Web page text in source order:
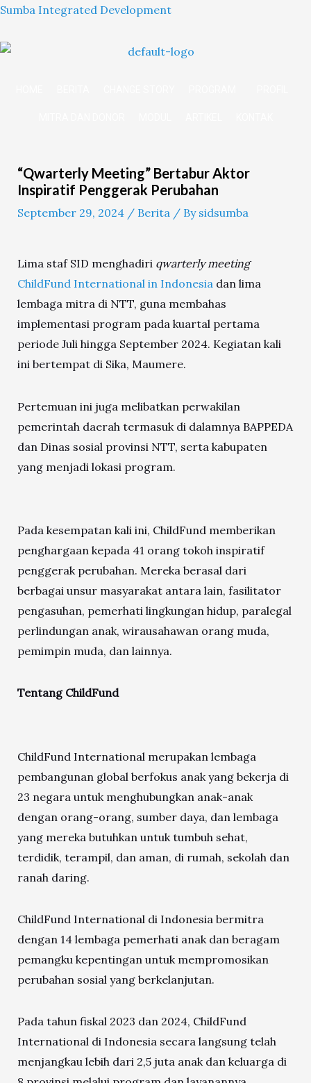
Skip
content
Sumba Integrated Development
“Qwarterly Meeting” Bertabur Aktor
Inspiratif Penggerak Perubahan
September 29, 2024 / Berita/ By sidsumba
Lima staf SID menghadiri qwarterly meeting
ChildFund International in Indonesiadan lima
lembaga mitra di NTT, guna membahas
implementasi program pada kuartal pertama
periode Juli hingga September 2024. Kegiatan kali
ini bertempat di Sika, Maumere.
Pertemuan ini juga melibatkan perwakilan
pemerintah daerah termasuk di dalamnya BAPPEDA
dan Dinas sosial provinsi NTT, serta kabupaten
yang menjadi lokasi program.
Pada kesempatan kali ini, ChildFund memberikan
penghargaan kepada 41 orang tokoh inspiratif
penggerak perubahan. Mereka berasal dari
berbagai unsur masyarakat antara lain, fasilitator
pengasuhan, pemerhati lingkungan hidup, paralegal
perlindungan anak, wirausahawan orang muda,
pemimpin muda, dan lainnya.
Tentang ChildFund
ChildFund International merupakan lembaga
pembangunan global berfokus anak yang bekerja di
23 negara untuk menghubungkan anak-anak
dengan orang-orang, sumber daya, dan lembaga
yang mereka butuhkan untuk tumbuh sehat,
terdidik, terampil, dan aman, di rumah, sekolah dan
ranah daring.
ChildFund International di Indonesia bermitra
dengan 14 lembaga pemerhati anak dan beragam
pemangku kepentingan untuk mempromosikan
perubahan sosial yang berkelanjutan.
Pada tahun fiskal 2023 dan 2024, ChildFund
International di Indonesia secara langsung telah
menjangkau lebih dari 2,5 juta anak dan keluarga di